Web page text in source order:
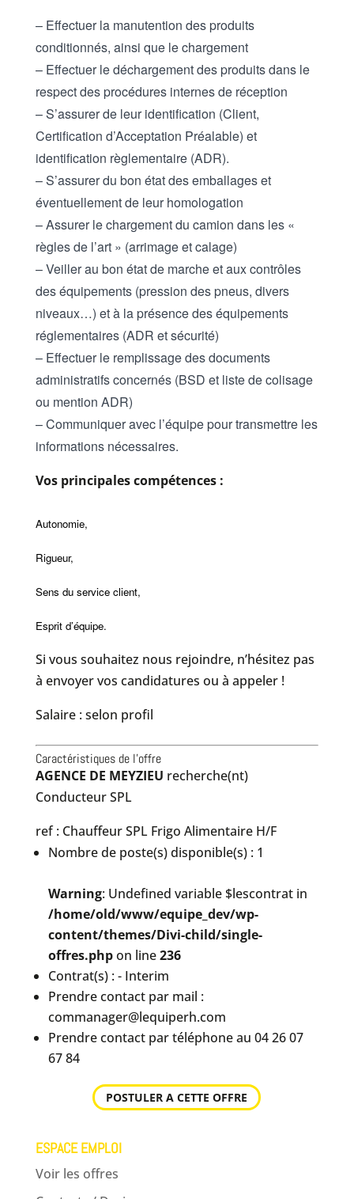
– Effectuer la manutention des produits
conditionnés, ainsi que le chargement
– Effectuer le déchargement des produits dans le
respect des procédures internes de réception
– S’assurer de leur identification (Client,
Certification d’Acceptation Préalable) et
identification règlementaire (ADR).
– S’assurer du bon état des emballages et
éventuellement de leur homologation
– Assurer le chargement du camion dans les «
règles de l’art » (arrimage et calage)
– Veiller au bon état de marche et aux contrôles
des équipements (pression des pneus, divers
niveaux…) et à la présence des équipements
réglementaires (ADR et sécurité)
– Effectuer le remplissage des documents
administratifs concernés (BSD et liste de colisage
ou mention ADR)
– Communiquer avec l’équipe pour transmettre les
informations nécessaires.
Vos principales compétences :
Autonomie,
Rigueur,
Sens du service client,
Esprit d’équipe.
Si vous souhaitez nous rejoindre, n’hésitez pas
à envoyer vos candidatures ou à appeler !
Salaire : selon profil
Caractéristiques de l'offre
AGENCE DE MEYZIEU recherche(nt)
Conducteur SPL
ref : Chauffeur SPL Frigo Alimentaire H/F
Nombre de poste(s) disponible(s) : 1
Warning: Undefined variable $lescontrat in
/home/old/www/equipe_dev/wp-
content/themes/Divi-child/single-
offres.phpon line236
Contrat(s) : - Interim
Prendre contact par mail :
commanager@lequiperh.com
Prendre contact par téléphone au 04 26 07
67 84
POSTULER A CETTE OFFRE
ESPACE EMPLOI
Voir les offres